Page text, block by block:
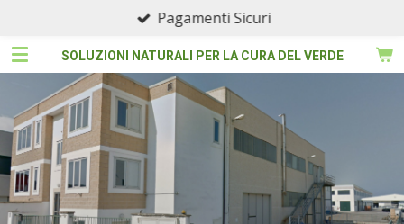
contenuto
principale
SOLUZIONI NATURALI PER LA CURA DEL VERDE
Pagamenti Sicuri